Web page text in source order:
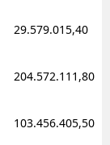
29.579.015,40
204.572.111,80
103.456.405,50